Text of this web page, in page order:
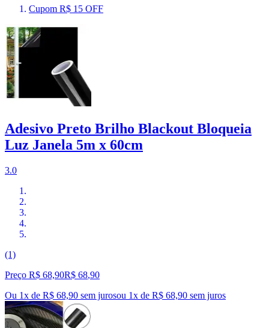
Cupom R$ 15 OFF
Adesivo Preto Brilho Blackout Bloqueia
Luz Janela 5m x 60cm
3.0
(1)
Preço R$ 68,90R$ 68,90
Ou 1x de R$ 68,90 sem jurosou 1x de R$ 68,90 sem juros